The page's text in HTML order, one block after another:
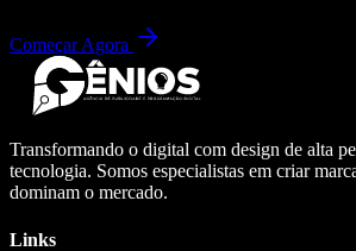
Começar Agora
Transformando o digital com design de alta
tecnologia. Somos especialistas em criar
dominam o mercado.
Links